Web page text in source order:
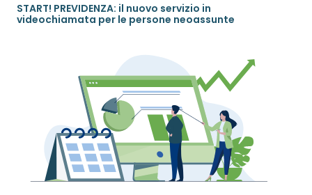
START! PREVIDENZA: il nuovo servizio in
videochiamata per le persone neoassunte